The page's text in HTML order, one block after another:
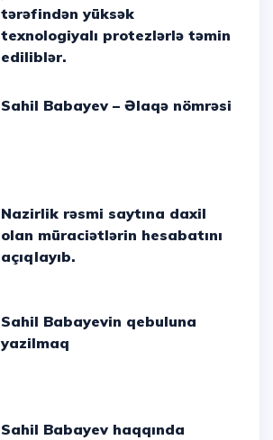
tərəfindən yüksək
texnologiyalı protezlərlə təmin
ediliblər.
Sahil Babayev – Əlaqə nömrəsi
Nazirlik rəsmi saytına daxil
olan müraciətlərin hesabatını
açıqlayıb.
Sahil Babayevin qebuluna
yazilmaq
Sahil Babayev haqqında